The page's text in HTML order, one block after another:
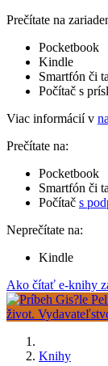
Prečítate na
Pocketbook
Kindle
Smartfón či
Počítač s
Viac informácií v
Prečítate na:
Pocketbook
Smartfón či
Počítač s
Neprečítate na:
Kindle
Ako čítať e-knihy
Knihy